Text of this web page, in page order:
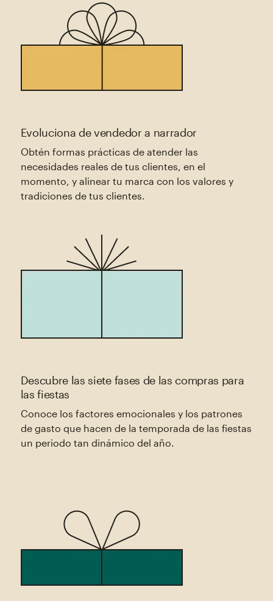
Evoluciona de vendedor a narrador
Obtén formas prácticas de atender las
necesidades reales de tus clientes, en el
momento, y alinear tu marca con los valores y
tradiciones de tus clientes.
Descubre las siete fases de las compras para
las fiestas
Conoce los factores emocionales y los patrones
de gasto que hacen de la temporada de las fiestas
un periodo tan dinámico del año.